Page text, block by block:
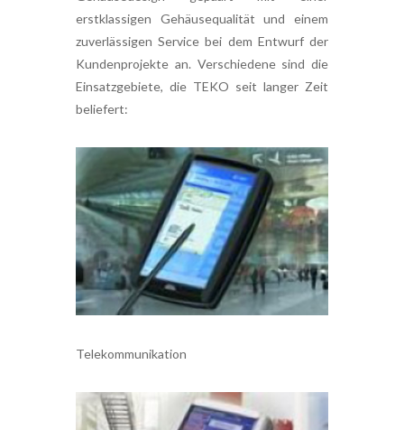
erstklassigen Gehäusequalität und einem
zuverlässigen Service bei dem Entwurf der
Kundenprojekte an. Verschiedene sind die
Einsatzgebiete, die TEKO seit langer Zeit
beliefert:
Telekommunikation